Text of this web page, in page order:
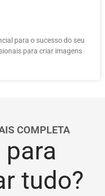
para o sucesso do seu
para criar imagens
COMPLETA
tudo?